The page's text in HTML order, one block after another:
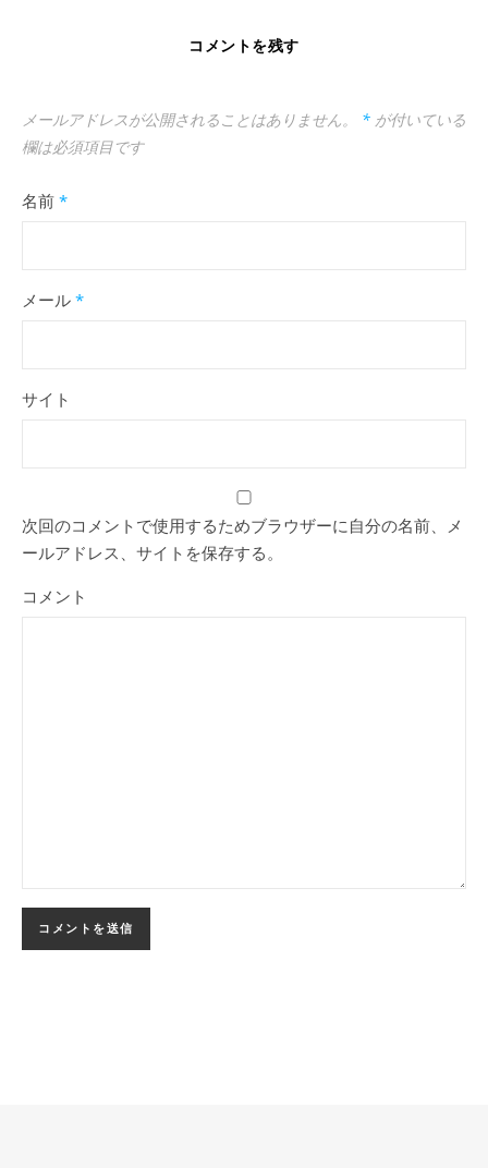
コメントを残す
メールアドレスが公開されることはありません。 * が付いている
欄は必須項目です
名前 *
メール *
サイト
次回のコメントで使用するためブラウザーに自分の名前、メ
ールアドレス、サイトを保存する。
コメント